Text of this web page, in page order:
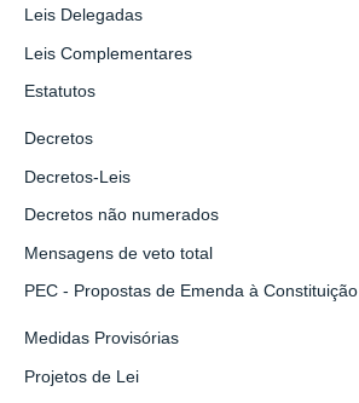
Leis Delegadas
Leis Complementares
Estatutos
Decretos
Decretos-Leis
Decretos não numerados
Mensagens de veto total
PEC - Propostas de Emenda à Constituição
Medidas Provisórias
Projetos de Lei